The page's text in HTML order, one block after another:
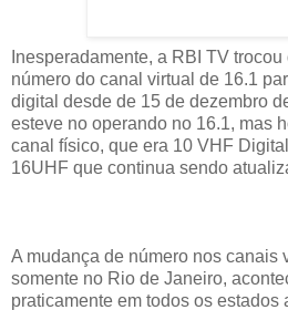
Inesperadamente, a RBI TV
número do canal virtual de 16.1
digital desde de 15 de dezembro
esteve no operando no 16.1, mas
canal físico, que era 10 VHF
16UHF que continua sendo
A mudança de número nos canais
somente no Rio de Janeiro,
praticamente em todos os estados